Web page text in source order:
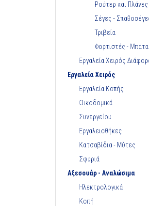
Ρούτερ και Πλάνες
Σέγες -
Τριβεία
Φορτιστές -
Εργαλεία Χειρός
Εργαλεία Χειρός
Εργαλεία Κοπής
Οικοδομικά
Συνεργείου
Εργαλειοθήκες
Κατσαβίδια - Μύτες
Σφυριά
Αξεσουάρ - Αναλώσιμα
Ηλεκτρολογικά
Κοπή